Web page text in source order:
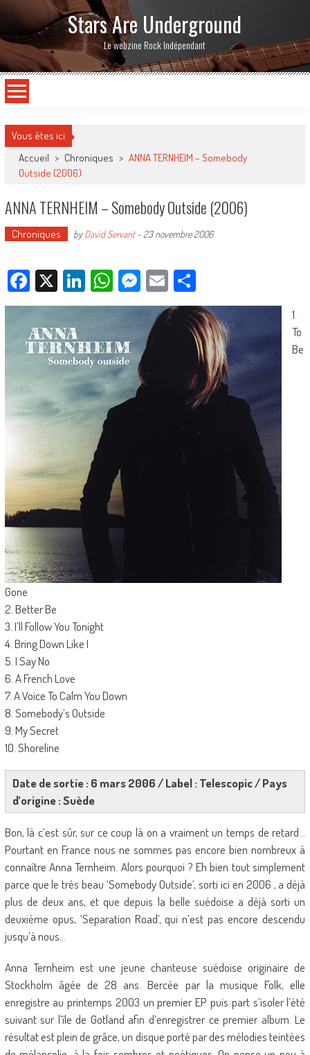
Stars Are Underground
Le webzine Rock Indépendant
Vous êtes ici
Accueil > Chroniques > ANNA TERNHEIM – Somebody
Outside (2006)
ANNA TERNHEIM – Somebody Outside (2006)
Chroniques byDavid Servant- 23 novembre 2006
Facebook
X LinkedIn
WhatsApp
Messenger
EmailPartager
1.
To
Be
Gone
2. Better Be
3. I’ll Follow You Tonight
4. Bring Down Like I
5. I Say No
6. A French Love
7. A Voice To Calm You Down
8. Somebody’s Outside
9. My Secret
10. Shoreline
Date de sortie : 6 mars 2006 / Label : Telescopic / Pays
d’origine : Suède
Bon, là c’est sûr, sur ce coup là on a vraiment un temps de retard…
Pourtant en France nous ne sommes pas encore bien nombreux à
connaître Anna Ternheim. Alors pourquoi ? Eh bien tout simplement
parce que le très beau ‘Somebody Outside’, sorti ici en 2006 , a déjà
plus de deux ans, et que depuis la belle suédoise a déjà sorti un
deuxième opus, ‘Separation Road’, qui n’est pas encore descendu
jusqu’à nous…
Anna Ternheim est une jeune chanteuse suédoise originaire de
Stockholm âgée de 28 ans. Bercée par la musique Folk, elle
enregistre au printemps 2003 un premier EP puis part s’isoler l’été
suivant sur l’île de Gotland afin d’enregistrer ce premier album. Le
résultat est plein de grâce, un disque porté par des mélodies teintées